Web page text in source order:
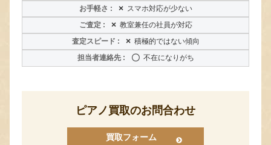
× スマホ対応が少ない
× 教室兼任の社員が対応
× 積極的ではない傾向
〇 不在になりがち
ピアノ買取のお問合わせ
買取フォーム